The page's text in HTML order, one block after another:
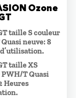
Ozone
taille S couleur
neuve: 8
taille XS
T Quasi
Heures